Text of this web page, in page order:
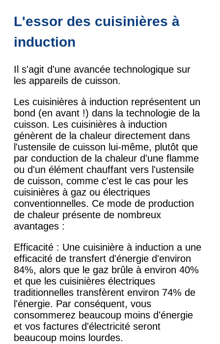
L'essor des cuisinières à
induction
Il s'agit d'une avancée technologique sur
les appareils de cuisson.
Les cuisinières à induction représentent un
bond (en avant !) dans la technologie de la
cuisson. Les cuisinières à induction
génèrent de la chaleur directement dans
l'ustensile de cuisson lui-même, plutôt que
par conduction de la chaleur d'une flamme
ou d'un élément chauffant vers l'ustensile
de cuisson, comme c'est le cas pour les
cuisinières à gaz ou électriques
conventionnelles. Ce mode de production
de chaleur présente de nombreux
avantages :
Efficacité : Une cuisinière à induction a une
efficacité de transfert d'énergie d'environ
84%, alors que le gaz brûle à environ 40%
et que les cuisinières électriques
traditionnelles transfèrent environ 74% de
l'énergie. Par conséquent, vous
consommerez beaucoup moins d'énergie
et vos factures d'électricité seront
beaucoup moins lourdes.